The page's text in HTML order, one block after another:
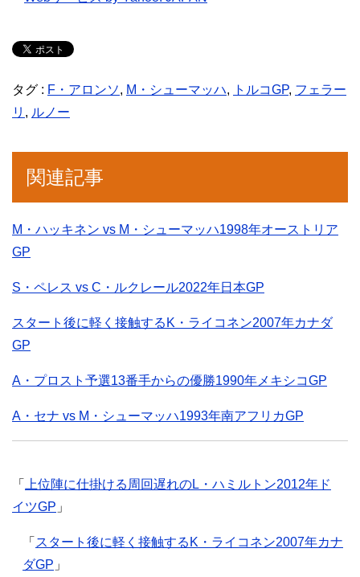
タグ : F・アロンソ, M・シューマッハ, トルコGP, フェラー
リ , ルノー
関連記事
M・ハッキネン vs M・シューマッハ1998年オーストリア
GP
S・ペレス vs C・ルクレール2022年日本GP
スタート後に軽く接触するK・ライコネン2007年カナダ
GP
A・プロスト予選13番手からの優勝1990年メキシコGP
A・セナ vs M・シューマッハ1993年南アフリカGP
「
上位陣に仕掛ける周回遅れのL・ハミルトン2012年ド
イツGP 」
「 スタート後に軽く接触するK・ライコネン2007年カナ
ダGP 」